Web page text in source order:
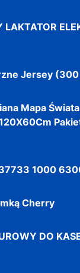
LAKTATOR
Jersey (300
Mapa
1000
Cherry
DO